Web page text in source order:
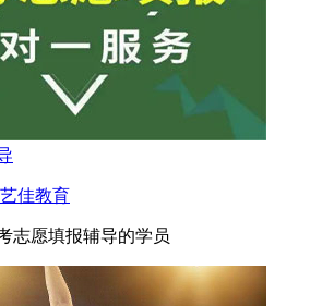
佳教育
志愿填报辅导的学员